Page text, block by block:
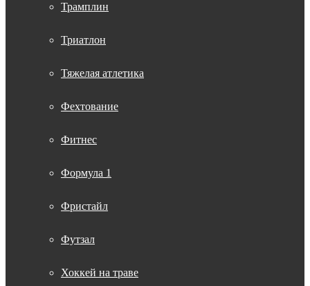
Трамплин
Триатлон
Тяжелая атлетика
Фехтование
Фитнес
Формула 1
Фристайл
Футзал
Хоккей на траве